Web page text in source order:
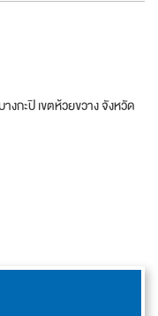
งกะปิ เขตห้วยขวาง จังหวัด